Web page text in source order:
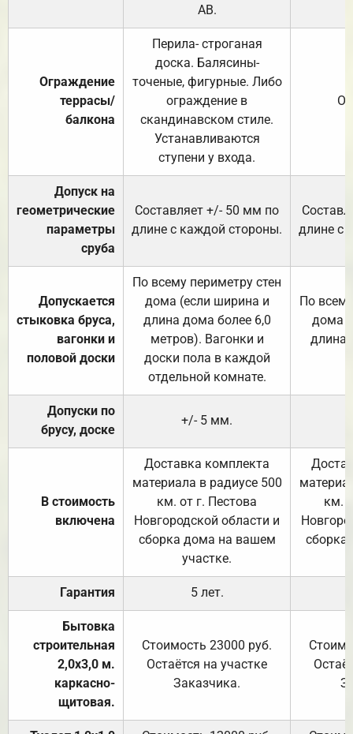
АВ.
Ограждение
террасы/
балкона
Перила- строганая
доска. Балясины-
точеные, фигурные. Либо
ограждение в
скандинавском стиле.
Устанавливаются
ступени у входа.
Допуск на
геометрические
параметры
сруба
Составляет +/- 50 мм по
длине с каждой стороны.
длине с
Допускается
стыковка бруса,
вагонки и
половой доски
По всему периметру стен
дома (если ширина и
длина дома более 6,0
метров). Вагонки и
доски пола в каждой
отдельной комнате.
По
дома
длина
Допуски по
брусу, доске
+/- 5 мм.
В стоимость
включена
Доставка комплекта
материала в радиусе 500
км. от г. Пестова
Новгородской области и
сборка дома на вашем
участке.
км.
Гарантия 5 лет.
Бытовка
строительная
2,0х3,0 м.
каркасно-
щитовая.
Стоимость 23000 руб.
Остаётся на участке
Заказчика.